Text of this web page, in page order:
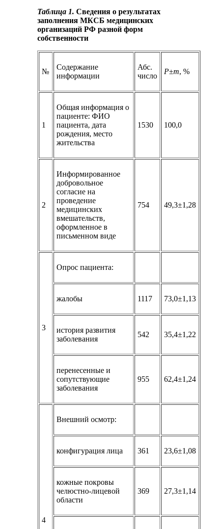
Таблица 1. Сведения о результатах
заполнения МКСБ медицинских
организаций РФ разной форм
собственности
№
Содержание
информации
Абс.
число
Р±m, %
1
Общая информация о
пациенте: ФИО
пациента, дата
рождения, место
жительства
1530 100,0
2
Информированное
добровольное
согласие на
проведение
медицинских
вмешательств,
оформленное в
письменном виде
754 49,3±1,28
3
Опрос пациента:
жалобы 1117 73,0±1,13
история развития
заболевания
542 35,4±1,22
перенесенные и
сопутствующие
заболевания
955 62,4±1,24
4
Внешний осмотр:
конфигурация лица 361 23,6±1,08
кожные покровы
челюстно-лицевой
области
369 27,3±1,14